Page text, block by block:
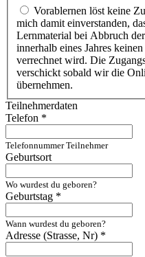
Vorablernen löst keine
mich damit einverstanden,
Lernmaterial bei Abbruch
innerhalb eines Jahres
verrechnet wird. Die
verschickt sobald wir die
übernehmen.
Teilnehmerdaten
Telefon *
Telefonnummer Teilnehmer
Geburtsort
Wo wurdest du geboren?
Geburtstag *
Wann wurdest du geboren?
Adresse (Strasse, Nr) *